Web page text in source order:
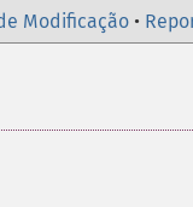
Modificação •